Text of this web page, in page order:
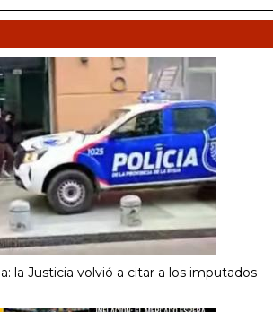
la Justicia volvió a citar a los imputados